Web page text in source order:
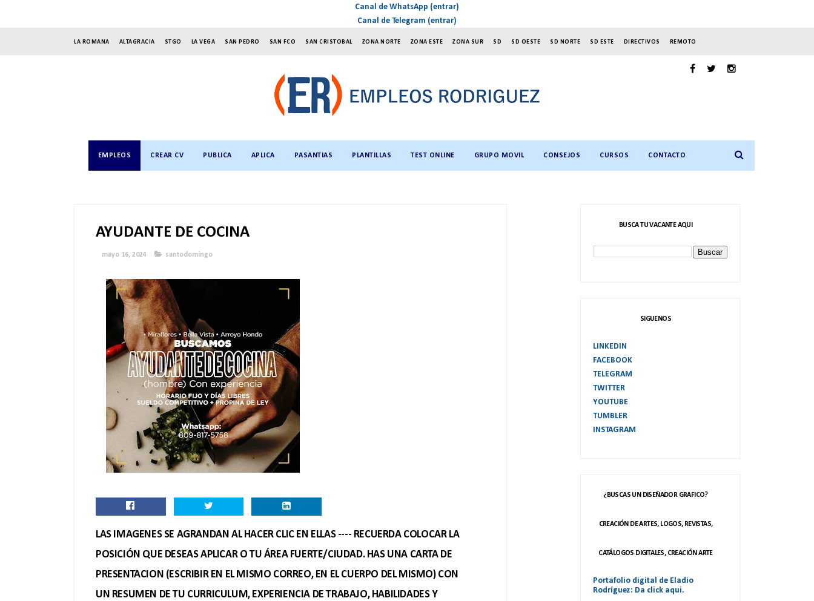
Canal de WhatsApp (entrar)
Canal de Telegram (entrar)
LA ROMANA ALTAGRACIA STGO LA VEGA SAN PEDRO SAN FCO SAN CRISTOBAL ZONA NORTE ZONA ESTE ZONA SUR SD SD OESTE SD NORTE SD ESTE DIRECTIVOS REMOTO
EMPLEOS CREAR CV PUBLICA APLICA PASANTIAS PLANTILLAS TEST ONLINE GRUPO MOVIL CONSEJOS CURSOS CONTACTO
AYUDANTE DE COCINA
mayo 16, 2024 santodomingo
LAS IMAGENES SE AGRANDAN AL HACER CLIC EN ELLAS ---- RECUERDA COLOCAR LA
POSICIÓN QUE DESEAS APLICAR O TU ÁREA FUERTE/CIUDAD. HAS UNA CARTA DE
PRESENTACION (ESCRIBIR EN EL MISMO CORREO, EN EL CUERPO DEL MISMO) CON
UN RESUMEN DE TU CURRICULUM, EXPERIENCIA DE TRABAJO, HABILIDADES Y
BUSCA TU VACANTE AQUI
SIGUENOS
LINKEDIN
FACEBOOK
TELEGRAM
TWITTER
YOUTUBE
TUMBLER
INSTAGRAM
¿BUSCAS UN DISEÑADOR GRAFICO?
CREACIÓN DE ARTES, LOGOS, REVISTAS,
CATÁLOGOS DIGITALES, CREACIÓN ARTE
Portafolio digital de Eladio
Rodríguez: Da click aqui.